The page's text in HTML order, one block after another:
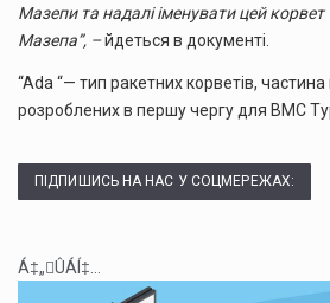
Мазепи та надалі іменувати цей
Мазепа”, –йдеться в документі.
“Ada “— тип ракетних корветів, частина
розроблених в першу чергу для ВМС
ПІДПИШИСЬ НА НАС У СОЦМЕРЕЖАХ:
Á‡„ÛÁÍ‡...